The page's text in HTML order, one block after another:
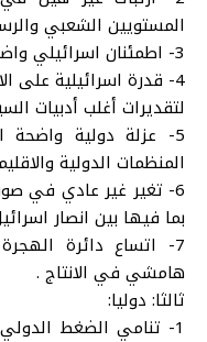
المستويين الشعبي
3- اطمئنان اسرائيلي واضح لاستمرار الخذلان العربي للمقاومة
4- قدرة اسرائيلية على
لتقديرات أغلب أدبيات
5- عزلة دولية واضحة
المنظمات الدولية
6- تغير غير عادي في
بما فيها بين انصار
7- اتساع دائرة
هامشي في الانتاج .
ثالثا: دوليا:
1- تنامي الضغط